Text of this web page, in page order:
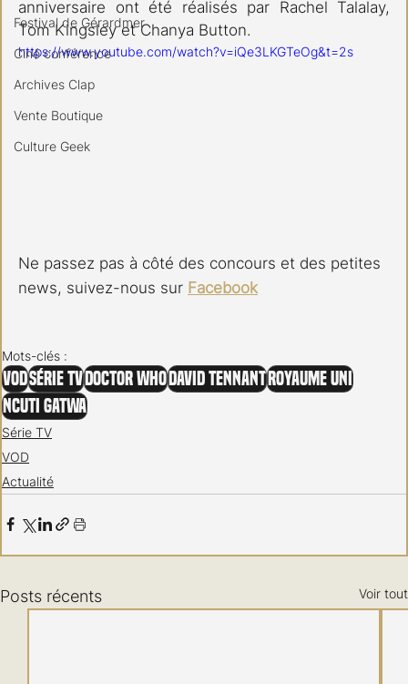
Festival de Gérardmer
Ciné conférence
Archives Clap
Vente Boutique
Culture Geek
anniversaire ont été réalisés par Rachel Talalay,
Tom Kingsley et Chanya Button.
https://www.youtube.com/watch?v=iQe3LKGTeOg&t=2s
Ne passez pas à côté des concours et des petites
news, suivez-nous sur Facebook
Mots-clés :
VODSérie TV Doctor Who David Tennant Royaume Uni
Ncuti Gatwa
Série TV
VOD
Actualité
Posts récents Voir tout